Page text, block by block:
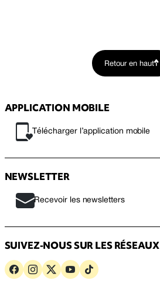
Retour en haut
APPLICATION MOBILE
Télécharger l’application mobile
NEWSLETTER
Recevoir les newsletters
SUIVEZ-NOUS SUR LES RÉSEAUX